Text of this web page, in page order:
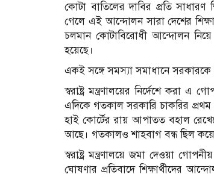
কোটা বাতিলের দাবির প্রতি
গেলে এই আন্দোলন সারা দেশের
চলমান কোটাবিরোধী আন্দোলন
হয়েছে।
একই সঙ্গে সমস্যা সমাধানে সরকারকে
স্বরাষ্ট্র মন্ত্রণালয়ের নির্দেশে করা এ
এদিকে গতকাল সরকারি চাকরির প্রথম ও
হাই কোর্টের রায় আপাতত বহাল
আছে। গতকালও শাহবাগ বন্ধ ছিল
স্বরাষ্ট্র মন্ত্রণালয়ে জমা দেওয়া
ঘোষণার প্রতিবাদে শিক্ষার্থীদের